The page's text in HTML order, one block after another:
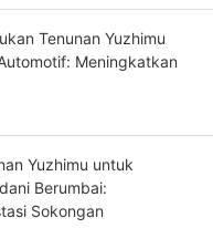
Tenunan Yuzhimu
Meningkatkan
Yuzhimu untuk
Berumbai:
Sokongan